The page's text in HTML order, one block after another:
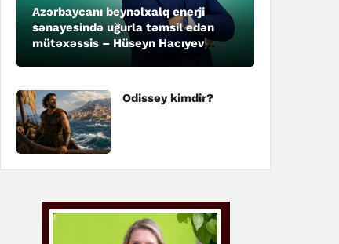
Azərbaycanı beynəlxalq enerji
sənayesində uğurla təmsil edən
mütəxəssis – Hüseyn Hacıyev
Odissey kimdir?